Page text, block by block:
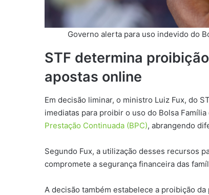
Governo alerta para uso indevido do
STF determina
apostas online
Em decisão liminar, o ministro Luiz Fux, do
imediatas para proibir o uso do Bolsa
Prestação Continuada (BPC), abrangendo
Segundo Fux, a utilização desses recursos
compromete a segurança financeira das
A decisão também estabelece a proibição